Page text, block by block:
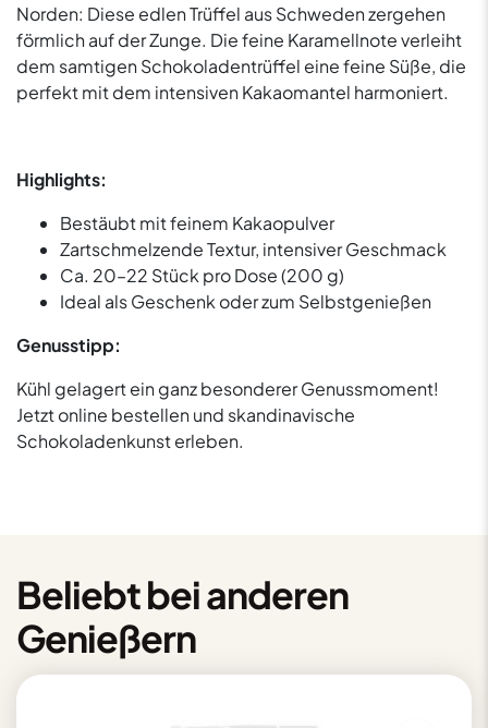
Norden: Diese edlen Trüffel aus Schweden zergehen
förmlich auf der Zunge. Die feine Karamellnote verleiht
dem samtigen Schokoladentrüffel eine feine Süße, die
perfekt mit dem intensiven Kakaomantel harmoniert.
Highlights:
Bestäubt mit feinem Kakaopulver
Zartschmelzende Textur, intensiver Geschmack
Ca. 20–22 Stück pro Dose (200 g)
Ideal als Geschenk oder zum Selbstgenießen
Genusstipp:
Kühl gelagert ein ganz besonderer Genussmoment!
Jetzt online bestellen und skandinavische
Schokoladenkunst erleben.
Beliebt bei anderen
Genießern